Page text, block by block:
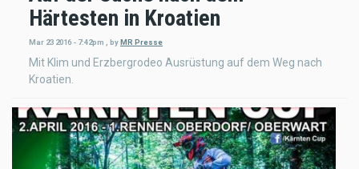
Härtesten in Kroatien
Mar 23 2016 - 7:42pm byMR Presse
Mit Klim und Erzbergrodeo Ausrüstung auf dem Weg nach
Kroatien.